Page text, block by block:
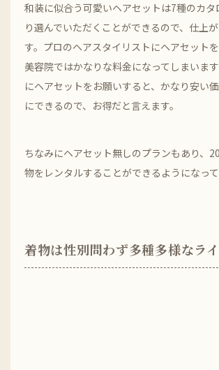
和装に似合う可愛いヘアセットは7種のカタ
り選んでいただくことができるので、仕上
す。プロのヘアスタイリストにヘアセットを
美容院ではかなりな料金になってしまいま
にヘアセットをお願いすると、かなり安い
にできるので、お得だと言えます。
ちなみにヘアセット無しのプランもあり、
物をレンタルすることができるようになって
着物は性別問わず多種多様なラ